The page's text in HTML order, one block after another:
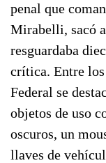
penal que
Mirabelli, sacó
resguardaba
crítica. Entre
Federal se
objetos de uso
oscuros, un
llaves de